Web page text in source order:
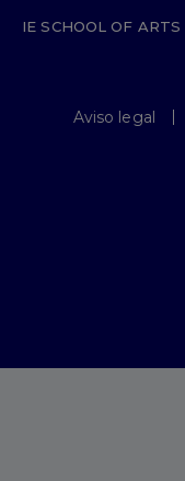
IE SCHOOL OF
Aviso legal